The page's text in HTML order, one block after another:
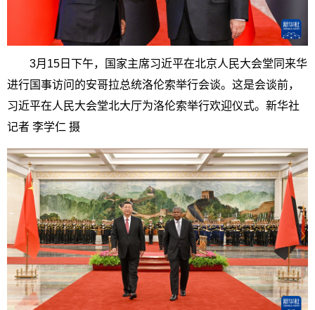
3月15日下午，国家主席习近平在北京人民大会堂同来华
进行国事访问的安哥拉总统洛伦索举行会谈。这是会谈前，
习近平在人民大会堂北大厅为洛伦索举行欢迎仪式。新华社
记者 李学仁 摄